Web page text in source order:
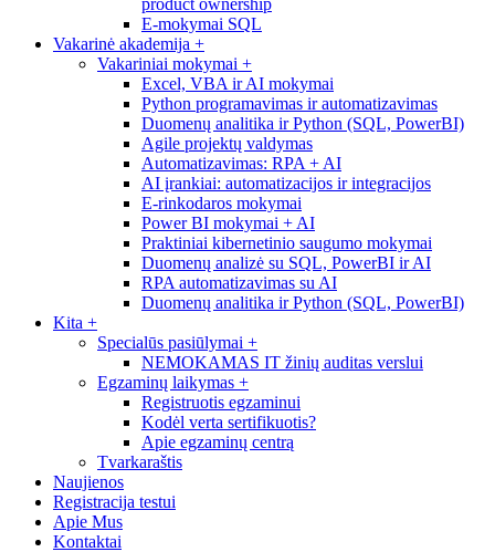
product ownership
E-mokymai SQL
Vakarinė akademija +
Vakariniai mokymai +
Excel, VBA ir AI mokymai
Python programavimas ir automatizavimas
Duomenų analitika ir Python (SQL, PowerBI)
Agile projektų valdymas
Automatizavimas: RPA + AI
AI įrankiai: automatizacijos ir integracijos
E-rinkodaros mokymai
Power BI mokymai + AI
Praktiniai kibernetinio saugumo mokymai
Duomenų analizė su SQL, PowerBI ir AI
RPA automatizavimas su AI
Duomenų analitika ir Python (SQL, PowerBI)
Kita +
Specialūs pasiūlymai +
NEMOKAMAS IT žinių auditas verslui
Egzaminų laikymas +
Registruotis egzaminui
Kodėl verta sertifikuotis?
Apie egzaminų centrą
Tvarkaraštis
Naujienos
Registracija testui
Apie Mus
Kontaktai